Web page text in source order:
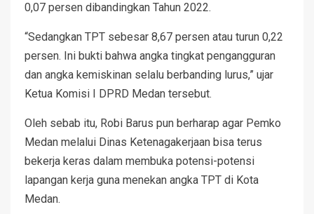
0,07 persen dibandingkan Tahun 2022.
“Sedangkan TPT sebesar 8,67 persen atau turun 0,22
persen. Ini bukti bahwa angka tingkat pengangguran
dan angka kemiskinan selalu berbanding lurus,” ujar
Ketua Komisi I DPRD Medan tersebut.
Oleh sebab itu, Robi Barus pun berharap agar Pemko
Medan melalui Dinas Ketenagakerjaan bisa terus
bekerja keras dalam membuka potensi-potensi
lapangan kerja guna menekan angka TPT di Kota
Medan.